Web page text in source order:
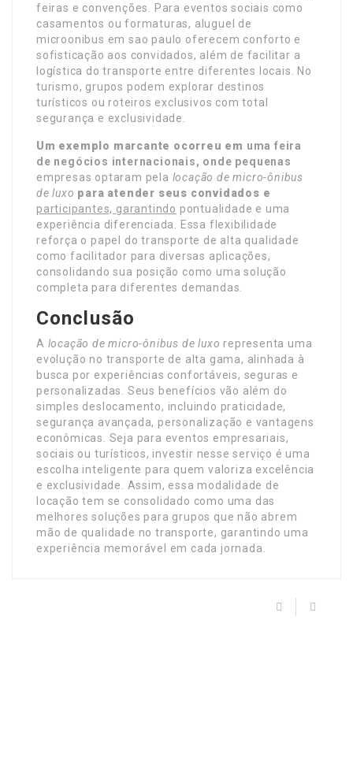
feiras e convenções. Para eventos sociais como
casamentos ou formaturas, aluguel de
microonibus em sao paulo oferecem conforto e
sofisticação aos convidados, além de facilitar a
logística do transporte entre diferentes locais. No
turismo, grupos podem explorar destinos
turísticos ou roteiros exclusivos com total
segurança e exclusividade.
Um exemplo marcante ocorreu em uma feira
de negócios internacionais, onde pequenas
empresas optaram pela locação de micro-ônibus
de luxo para atender seus convidados e
participantes, garantindo pontualidade e uma
experiência diferenciada. Essa flexibilidade
reforça o papel do transporte de alta qualidade
como facilitador para diversas aplicações,
consolidando sua posição como uma solução
completa para diferentes demandas.
Conclusão
A locação de micro-ônibus de luxo representa uma
evolução no transporte de alta gama, alinhada à
busca por experiências confortáveis, seguras e
personalizadas. Seus benefícios vão além do
simples deslocamento, incluindo praticidade,
segurança avançada, personalização e vantagens
econômicas. Seja para eventos empresariais,
sociais ou turísticos, investir nesse serviço é uma
escolha inteligente para quem valoriza excelência
e exclusividade. Assim, essa modalidade de
locação tem se consolidado como uma das
melhores soluções para grupos que não abrem
mão de qualidade no transporte, garantindo uma
experiência memorável em cada jornada.